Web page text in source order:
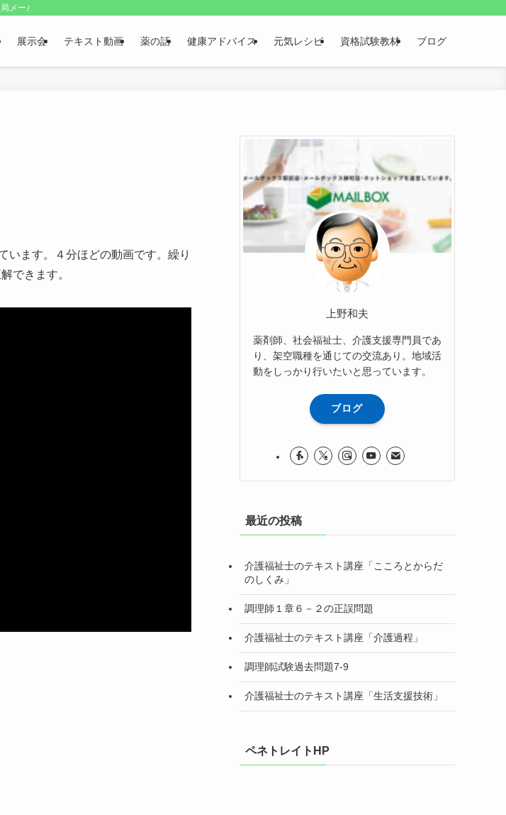
メールボックス・上野和夫のつどつど
展示会 テキスト動画 薬の話 健康アドバイス 元気レシピ 資格試験教材 ブログ
ます。４分ほどの動画です。繰り
できます。
上野和夫
薬剤師、社会福祉士、介護支援専門員であ
り、架空職種を通じての交流あり。地域活
動をしっかり行いたいと思っています。
ブログ
最近の投稿
介護福祉士のテキスト講座「こころとからだ
のしくみ」
調理師１章６－２の正誤問題
介護福祉士のテキスト講座「介護過程」
調理師試験過去問題7-9
介護福祉士のテキスト講座「生活支援技術」
ペネトレイトHP